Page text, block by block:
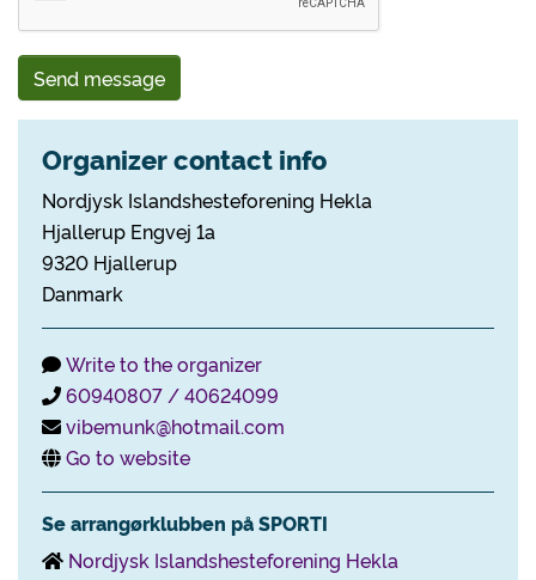
Send message
Organizer contact info
Nordjysk Islandshesteforening Hekla
Hjallerup Engvej 1a
9320 Hjallerup
Danmark
Write to the organizer
60940807 / 40624099
vibemunk@hotmail.com
Go to website
Se arrangørklubben på SPORTI
Nordjysk Islandshesteforening Hekla